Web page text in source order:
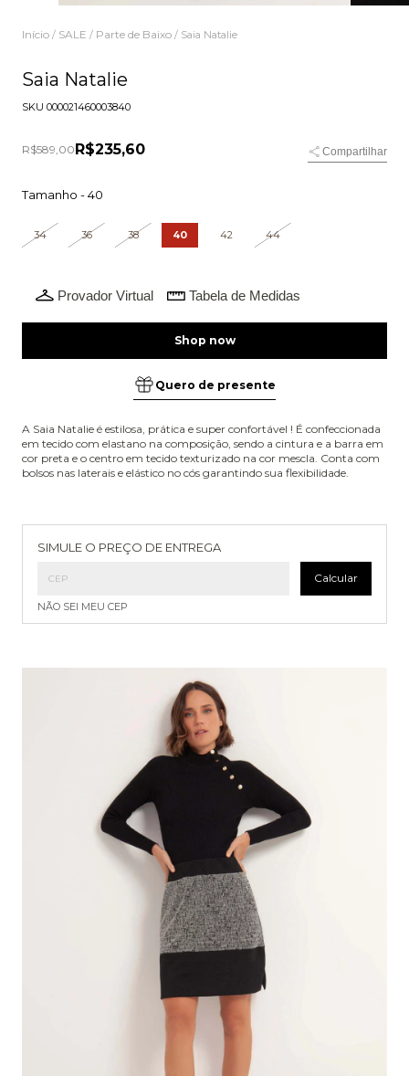
Início / SALE / Parte de Baixo / Saia Natalie
Saia Natalie
SKU 000021460003840
R$589,00 R$235,60 Compartilhar
Tamanho -40
34 36 38 40 42 44
Provador Virtual Tabela de Medidas
Quero de presente
A Saia Natalie é estilosa, prática e super confortável ! É confeccionada
em tecido com elastano na composição, sendo a cintura e a barra em
cor preta e o centro em tecido texturizado na cor mescla. Conta com
bolsos nas laterais e elástico no cós garantindo sua flexibilidade.
SIMULE O PREÇO DE ENTREGA
Calcular
NÃO SEI MEU CEP